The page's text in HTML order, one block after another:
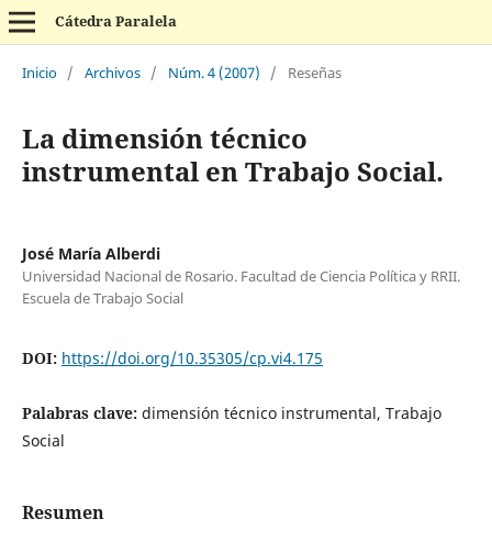
Cátedra Paralela
Inicio / Archivos / Núm. 4 (2007) / Reseñas
La dimensión técnico
instrumental en Trabajo Social.
José María Alberdi
Universidad Nacional de Rosario. Facultad de Ciencia Política y RRII.
Escuela de Trabajo Social
DOI: https://doi.org/10.35305/cp.vi4.175
Palabras clave: dimensión técnico instrumental, Trabajo
Social
Resumen